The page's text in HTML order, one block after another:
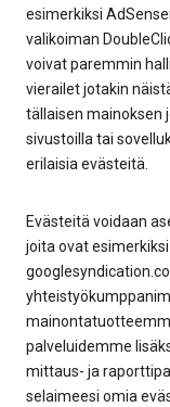
esimerkiksi
valikoiman
voivat paremmin
vierailet jotakin
tällaisen mainoksen
sivustoilla tai
erilaisia evästeitä.
Evästeitä voidaan
joita ovat
palveluidemme
mittaus- ja
selaimeesi omia